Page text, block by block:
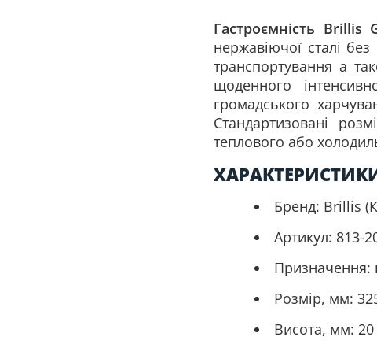
Гастроємність Brillis
нержавіючої сталі
транспортування а
щоденного
громадського
Стандартизовані
теплового або
Бренд: Brillis
Артикул: 813-
Призначення:
Розмір, мм:
Висота, мм: 20